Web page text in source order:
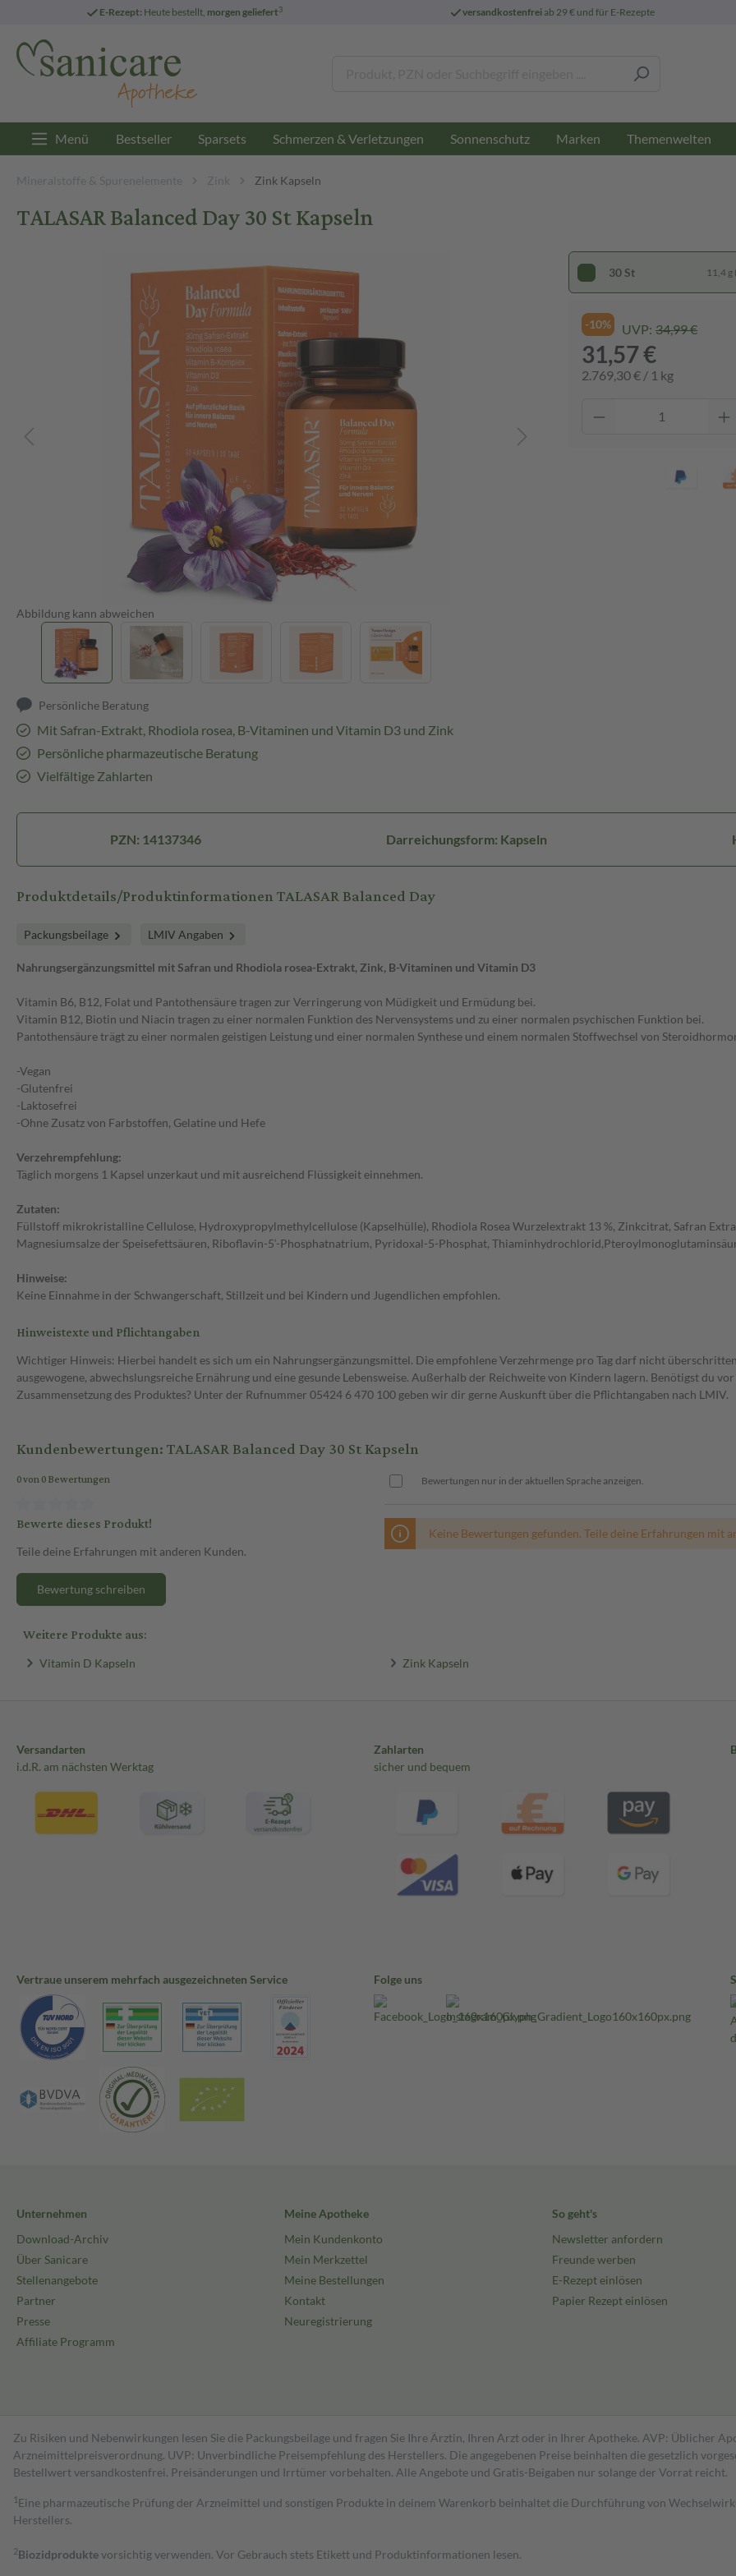
E-Rezept: Heute bestellt, morgen geliefert3 versandkostenfreiab 29 € und für E-Rezepte
Menü Bestseller Sparsets Schmerzen & Verletzungen Sonnenschutz Marken Themenwelten
Mineralstoffe & Spurenelemente Zink Zink Kapseln
TALASAR Balanced Day 30 St Kapseln
Abbildung kann abweichen
Persönliche Beratung
Mit Safran-Extrakt, Rhodiola rosea, B-Vitaminen und Vitamin D3 und Zink
Persönliche pharmazeutische Beratung
Vielfältige Zahlarten
30 St 11,4 g
-10% UVP: 34,99 €
31,57 €
2.769,30 € / 1 kg
PZN: 14137346 Darreichungsform: Kapseln
Produktdetails/Produktinformationen TALASAR Balanced Day
Packungsbeilage LMIV Angaben
Nahrungsergänzungsmittel mit Safran und Rhodiola rosea-Extrakt, Zink, B-Vitaminen und Vitamin D3
Vitamin B6, B12, Folat und Pantothensäure tragen zur Verringerung von Müdigkeit und Ermüdung bei.
Vitamin B12, Biotin und Niacin tragen zu einer normalen Funktion des Nervensystems und zu einer normalen psychischen Funktion bei.
Pantothensäure trägt zu einer normalen geistigen Leistung und einer normalen Synthese und einem normalen Stoffwechsel von
-Vegan
-Glutenfrei
-Laktosefrei
-Ohne Zusatz von Farbstoffen, Gelatine und Hefe
Verzehrempfehlung:
Täglich morgens 1 Kapsel unzerkaut und mit ausreichend Flüssigkeit einnehmen.
Zutaten:
Füllstoff mikrokristalline Cellulose, Hydroxypropylmethylcellulose (Kapselhülle), Rhodiola Rosea Wurzelextrakt 13 %, Zinkcitrat, Safran
Magnesiumsalze der Speisefettsäuren, Riboflavin-5‘-Phosphatnatrium, Pyridoxal-5-Phosphat,
Hinweise:
Keine Einnahme in der Schwangerschaft, Stillzeit und bei Kindern und Jugendlichen empfohlen.
Hinweistexte und Pflichtangaben
Wichtiger Hinweis: Hierbei handelt es sich um ein Nahrungsergänzungsmittel. Die empfohlene Verzehrmenge pro Tag darf nicht
ausgewogene, abwechslungsreiche Ernährung und eine gesunde Lebensweise. Außerhalb der Reichweite von Kindern lagern. Benötigst du
Zusammensetzung des Produktes? Unter der Rufnummer 05424 6 470 100 geben wir dir gerne Auskunft über die Pflichtangaben nach LMIV.
Kundenbewertungen: TALASAR Balanced Day 30 St Kapseln
0 von 0 Bewertungen
Bewerte dieses Produkt!
Teile deine Erfahrungen mit anderen Kunden.
Bewertung schreiben
Bewertungen nur in der aktuellen Sprache anzeigen.
Keine Bewertungen gefunden. Teile deine Erfahrungen mit
Weitere Produkte aus:
Vitamin D Kapseln Zink Kapseln
Versandarten
i.d.R. am nächsten Werktag
Zahlarten
sicher und bequem
Vertraue unserem mehrfach ausgezeichneten Service Folge uns
Unternehmen
Download-Archiv
Über Sanicare
Stellenangebote
Partner
Presse
Affiliate Programm
Meine Apotheke
Mein Kundenkonto
Mein Merkzettel
Meine Bestellungen
Kontakt
Neuregistrierung
So geht's
Newsletter anfordern
Freunde werben
E-Rezept einlösen
Papier Rezept einlösen
Zu Risiken und Nebenwirkungen lesen Sie die Packungsbeilage und fragen Sie Ihre Ärztin, Ihren Arzt oder in Ihrer Apotheke. AVP: Üblicher
Arzneimittelpreisverordnung. UVP: Unverbindliche Preisempfehlung des Herstellers. Die angegebenen Preise beinhalten die gesetzlich
Bestell­wert versand­kosten­frei. Preisänderungen und Irrtümer vorbehalten. Alle Angebote und Gratis-Beigaben nur solange der Vorrat reicht.
1 Eine pharmazeutische Prüfung der Arzneimittel und sonstigen Produkte in deinem Warenkorb beinhaltet die Durchführung von
Herstellers.
2Biozidproduktevorsichtig verwenden. Vor Gebrauch stets Etikett und Produktinformationen lesen.